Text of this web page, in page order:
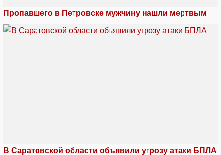
Пропавшего в Петровске мужчину нашли мертвым
В Саратовской области объявили угрозу атаки БПЛА